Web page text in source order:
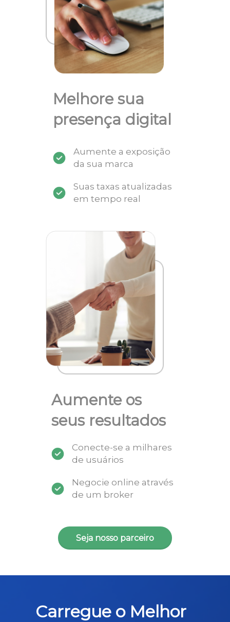
Melhore sua
presença digital
Aumente a exposição
da sua marca
Suas taxas atualizadas
em tempo real
Aumente os
seus resultados
Conecte-se a milhares
de usuários
Negocie online através
de um broker
Seja nosso parceiro
Carregue o Melhor